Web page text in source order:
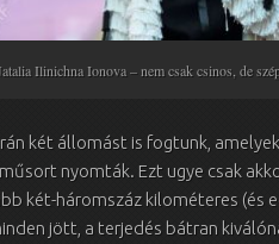
Ilinichna Ionova – nem csak csinos, de
két állomást is fogtunk,
nyomták. Ezt ugye csak
két-háromszáz kilométeres (és
jött, a terjedés bátran